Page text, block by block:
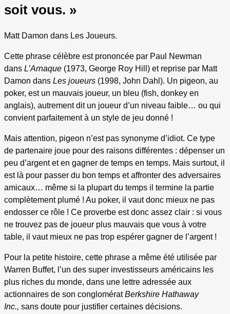
soit vous. »
Matt Damon dans Les Joueurs.
Cette phrase célèbre est prononcée par Paul Newman
dans L’Arnaque (1973, George Roy Hill) et reprise par Matt
Damon dans Les joueurs (1998, John Dahl). Un pigeon, au
poker, est un mauvais joueur, un bleu (fish, donkey en
anglais), autrement dit un joueur d’un niveau faible… ou qui
convient parfaitement à un style de jeu donné !
Mais attention, pigeon n’est pas synonyme d’idiot. Ce type
de partenaire joue pour des raisons différentes : dépenser un
peu d’argent et en gagner de temps en temps. Mais surtout, il
est là pour passer du bon temps et affronter des adversaires
amicaux… même si la plupart du temps il termine la partie
complètement plumé ! Au poker, il vaut donc mieux ne pas
endosser ce rôle ! Ce proverbe est donc assez clair : si vous
ne trouvez pas de joueur plus mauvais que vous à votre
table, il vaut mieux ne pas trop espérer gagner de l’argent !
Pour la petite histoire, cette phrase a même été utilisée par
Warren Buffet, l’un des super investisseurs américains les
plus riches du monde, dans une lettre adressée aux
actionnaires de son conglomératBerkshire Hathaway
Inc., sans doute pour justifier certaines décisions.